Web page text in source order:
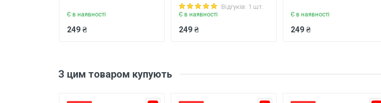
Рейтинг Ваше ім'я Ваш телефон
Є в наявності
249 ₴
Відгуків: 1 шт.
Є в наявності
249 ₴
Є в наявності
249 ₴
З цим товаром купують